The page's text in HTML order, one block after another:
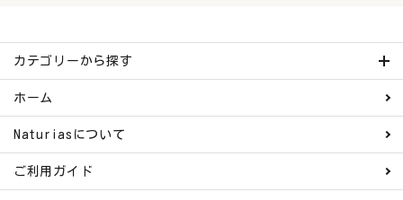
カテゴリーから探す
ホーム
Naturiasについて
ご利用ガイド